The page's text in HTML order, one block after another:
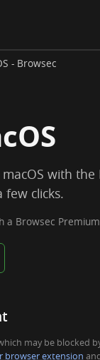
- Browsec
with the
clicks.
a Browsec
may be blocked
browser extension